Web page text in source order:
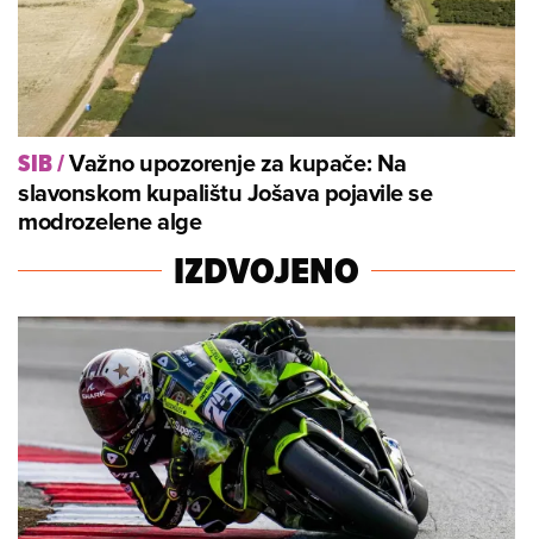
SIB/Važno upozorenje za kupače: Na
slavonskom kupalištu Jošava pojavile se
modrozelene alge
IZDVOJENO